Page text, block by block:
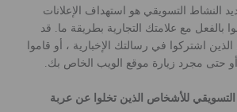
النشاط التسويقي هو استهداف الإعلانات
بالفعل مع علامتك التجارية بطريقة ما. قد
اشتركوا في رسالتك الإخبارية ، أو قاموا
أو حتى مجرد زيارة موقع الويب الخاص بك.
التسويقي للأشخاص الذين تخلوا عن عربة